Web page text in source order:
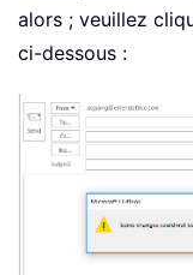
alors ; veuillez
ci-dessous :